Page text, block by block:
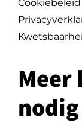
Cookiebeleid
Meer
nodig